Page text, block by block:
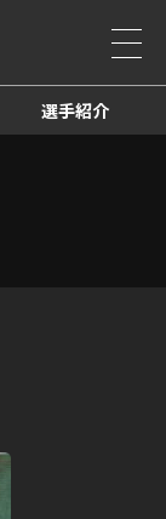
選手紹介
お知らせ詳細